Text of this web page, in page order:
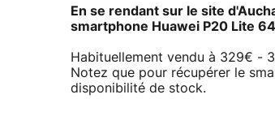
En se rendant sur le site
smartphone Huawei P20 Lite
Habituellement vendu à 329€ -
Notez que pour récupérer le
disponibilité de stock.